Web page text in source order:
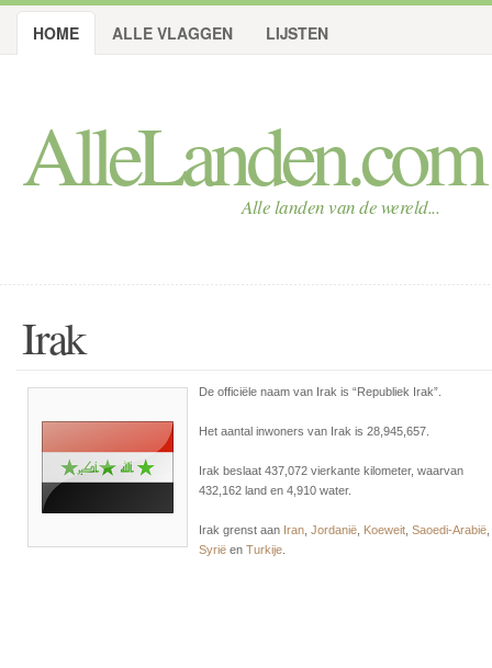
AlleLanden.com
Alle landen van de wereld...
HOME ALLE VLAGGEN LIJSTEN
Irak
De officiële naam van Irak is “Republiek Irak”
Het aantal inwoners van Irak is 28,945,657.
Irak beslaat 437,072 vierkante kilometer, waarvan
432,162 land en 4,910 water.
Irak grenst aan Iran Jordanië Koeweit Saoedi-Arabië
Syrië en Turkije